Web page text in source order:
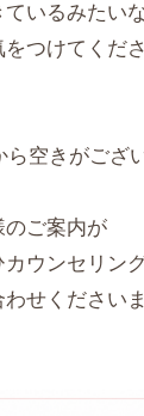
いるみたい
つけてくだ
ら空きがござ
のご案内が
ウンセリン
せください